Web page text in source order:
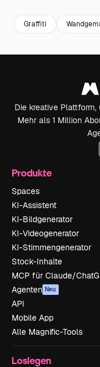
Graffiti
Die kreative
Mehr als 1 Million
Produkte
Spaces
KI-Assistent
KI-Bildgenerator
KI-Videogenerator
KI-Stimmengenerator
Stock-Inhalte
MCP für Claude/
Agenten Neu
API
Mobile App
Alle Magnific-Tools
Loslegen